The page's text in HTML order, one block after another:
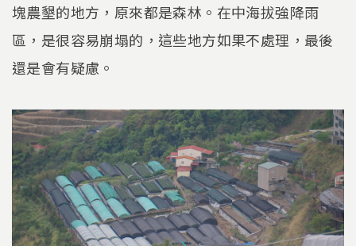
塊農墾的地方，原來都是森林。在中海拔強降雨
區，是很容易崩塌的，這些地方如果不處理，最後
還是會有疑慮。